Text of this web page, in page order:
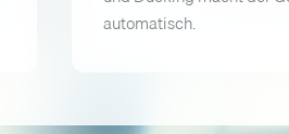
automatisch.